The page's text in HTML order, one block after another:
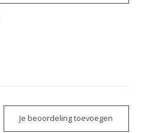
Je beoordeling toevoegen